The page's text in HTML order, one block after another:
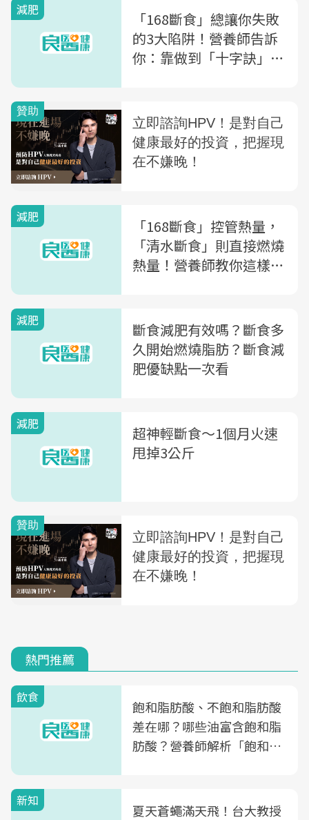
減肥
「168斷食」總讓你失敗
的3大陷阱！營養師告訴
你：靠做到「十字訣」2
減肥
「168斷食」控管熱量，
「清水斷食」則直接燃燒
熱量！營養師教你這樣做
減肥
斷食減肥有效嗎？斷食多
久開始燃燒脂肪？斷食減
肥優缺點一次看
減肥
超神輕斷食～1個月火速
甩掉3公斤
熱門推薦
飲食
飽和脂肪酸、不飽和脂肪酸
差在哪？哪些油富含飽和脂
肪酸？營養師解析「飽和脂
新知
夏天蒼蠅滿天飛！台大教授